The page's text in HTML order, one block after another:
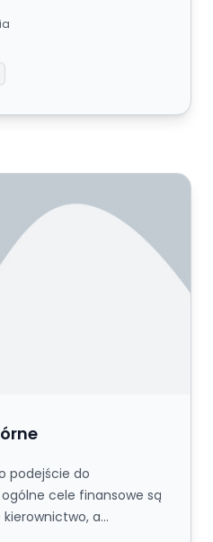
podejście do
cele finansowe są
a